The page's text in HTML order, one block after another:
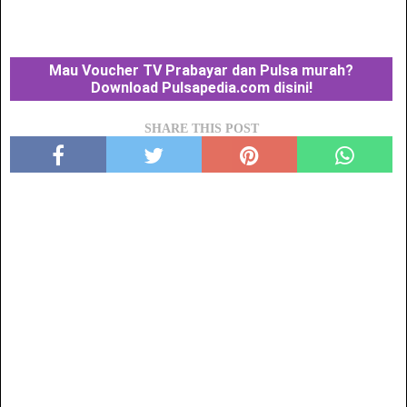
Mau Voucher TV Prabayar dan Pulsa murah?
Download Pulsapedia.com disini!
SHARE THIS POST